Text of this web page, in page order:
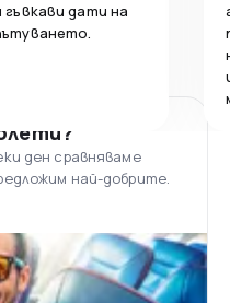
гъвкави дати на
ден сравняваме
най-добрите.